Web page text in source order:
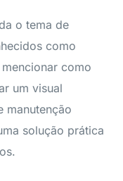
o tema de
como
como
um visual
manutenção
solução prática